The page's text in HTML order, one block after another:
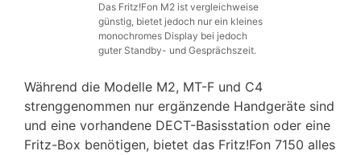
Das Fritz!Fon M2 ist vergleichweise
günstig, bietet jedoch nur ein kleines
monochromes Display bei jedoch
guter Standby- und Gesprächszeit.
Während die Modelle M2, MT-F und C4
strenggenommen nur ergänzende Handgeräte sind
und eine vorhandene DECT-Basisstation oder eine
Fritz-Box benötigen, bietet das Fritz!Fon 7150 alles